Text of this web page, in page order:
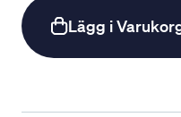
Lägg i